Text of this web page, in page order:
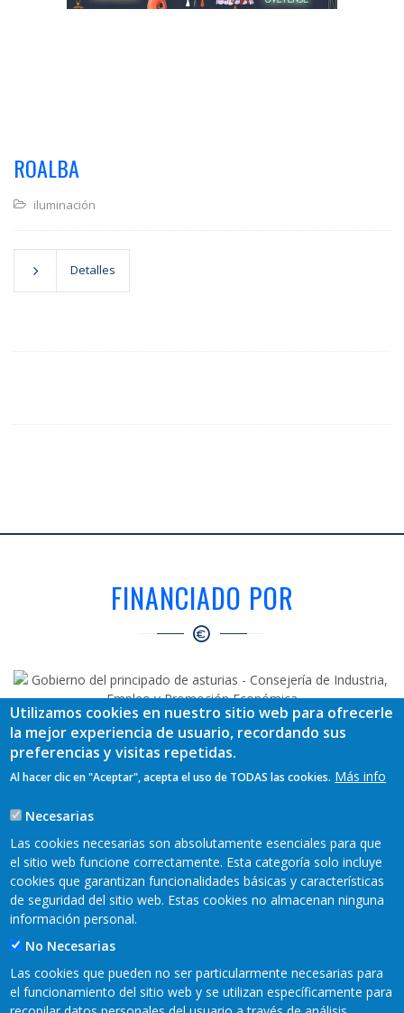
ROALBA
iluminación
Detalles
FINANCIADO POR
EJECUTADO POR
REDES SOCIALES
Utilizamos cookies en nuestro sitio web para ofrecerle
la mejor experiencia de usuario, recordando sus
preferencias y visitas repetidas.
Al hacer clic en "Aceptar", acepta el uso de TODAS las cookies. Más info
Necesarias
Las cookies necesarias son absolutamente esenciales para que
el sitio web funcione correctamente. Esta categoría solo incluye
cookies que garantizan funcionalidades básicas y características
de seguridad del sitio web. Estas cookies no almacenan ninguna
información personal.
No Necesarias
Las cookies que pueden no ser particularmente necesarias para
el funcionamiento del sitio web y se utilizan específicamente para